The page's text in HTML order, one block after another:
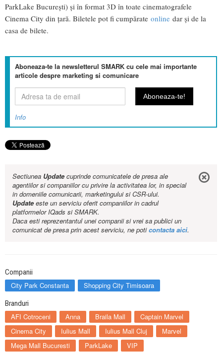
ParkLake București) și în format 3D în toate cinematografele
Cinema City din ţară. Biletele pot fi cumpărate online dar şi de la
casa de bilete.
Aboneaza-te la newsletterul SMARK cu cele mai importante
articole despre marketing si comunicare
Info
Sectiunea Updatecuprinde comunicatele de presa ale
agentiilor si companiilor cu privire la activitatea lor, in special
in domeniile comunicarii, marketingului si CSR-ului.
Updateeste un serviciu oferit companiilor in cadrul
platformelor IQads si SMARK.
Daca esti reprezentantul unei companii si vrei sa publici un
comunicat de presa prin acest serviciu, ne poticontacta aici.
Companii
City Park Constanta Shopping City Timisoara
Branduri
AFI Cotroceni Anna Braila Mall
Captain Marvel
Cinema City
Iulius Mall Iulius Mall Cluj
Marvel
Mega Mall Bucuresti
ParkLake VIP